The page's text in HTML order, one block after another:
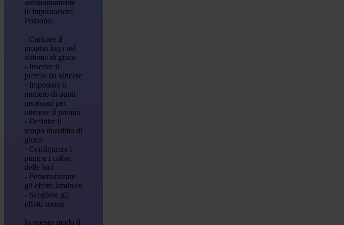
autonomamente
le impostazioni.
Possono:
- Caricare il
proprio logo nel
sistema di gioco
- Inserire il
premio da vincere
- Impostare il
numero di punti
necessari per
ottenere il premio
- Definire il
tempo massimo di
gioco
- Configurare i
punti e i colori
delle luci
- Personalizzare
gli effetti luminosi
- Scegliere gli
effetti sonori
In questo modo il